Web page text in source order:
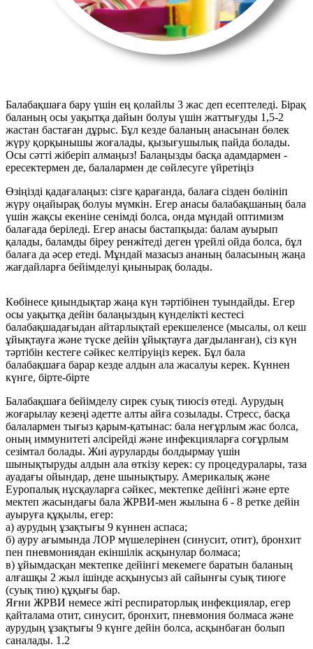
Балабақшаға бару үшін ең қолайлы 3 жас деп есептеледі. Бірақ
баланың осы уақытқа дайын болуы үшін жаттығуды 1,5-2
жастан бастаған дұрыс. Бұл кезде баланың анасынан бөлек
жүру қорқынышы жоғалады, қызығушылық пайда болады.
Осы сәтті жіберіп алмаңыз! Балаңызды басқа адамдармен -
ересектермен де, балалармен де сөйлесуге үйретіңіз
Өзіңізді қадағалаңыз: сізге қарағанда, балаға сізден бөлініп
жүру оңайырақ болуы мүмкін. Егер анасы балабақшаның бала
үшін жақсы екеніне сенімді болса, онда мұндай оптимизм
балағада беріледі. Егер анасы бастапқыда: балам ауырып
қалады, баламды біреу ренжітеді деген үрейлі ойда болса, бұл
балаға да әсер етеді. Мұндай мазасыз ананың баласының жаңа
жағдайларға бейімделуі қиынырақ болады.
Көбінесе қиындықтар жаңа күн тәртібінен туындайды. Егер
осы уақытқа дейін балаңыздың күнделікті кестесі
балабақшадағыдан айтарлықтай ерекшеленсе (мысалы, ол кеш
ұйықтауға және түске дейін ұйықтауға дағдыланған), сіз күн
тәртібін кестеге сәйкес келтіруіңіз керек. Бұл бала
балабақшаға барар кезде алдын ала жасалуы керек. Күннен
күнге, бірте-бірте
Балабақшаға бейімделу сирек суық тиюсіз өтеді. Аурудың
жоғарылау кезеңі әдетте алты айға созылады. Стресс, басқа
балалармен тығыз қарым-қатынас: бала неғұрлым жас болса,
оның иммунитеті әлсірейді және инфекцияларға соғұрлым
сезімтал болады. Жиі ауруларды болдырмау үшін
шынықтыруды алдын ала өткізу керек: су процедуралары, таза
ауадағы ойындар, дене шынықтыру. Америкалық және
Еуропалық нұсқауларға сәйкес, мектепке дейінгі және ерте
мектеп жасындағы бала ЖРВИ-мен жылына 6 - 8 ретке дейін
ауыруға құқылы, егер:
а) аурудың ұзақтығы 9 күннен аспаса;
б) ауру ағымында ЛОР мүшелерінен (синусит, отит), бронхит
пен пневмониядан екіншілік асқынулар болмаса;
в) ұйымдасқан мектепке дейінгі мекемеге баратын баланың
алғашқы 2 жыл ішінде асқынусыз ай сайынғы суық тиюге
(суық тию) құқығы бар.
Яғни ЖРВИ немесе жіті респираторлық инфекциялар, егер
қайталама отит, синусит, бронхит, пневмония болмаса және
аурудың ұзақтығы 9 күнге дейін болса, асқынбаған болып
саналады. 1.2